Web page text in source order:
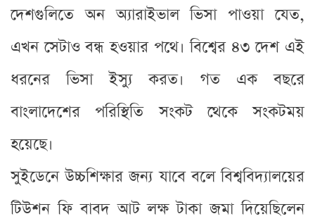
দেশগুলিতে অন অ্যারাইভাল ভিসা পাওয়া যেত,
এখন সেটাও বন্ধ হওয়ার পথে। বিশ্বের ৪৩ দেশ এই
ধরনের ভিসা ইস্যু করত। গত এক বছরে
বাংলাদেশের পরিস্থিতি সংকট থেকে সংকটময়
হয়েছে।
সুইডেনে উচ্চশিক্ষার জন্য যাবে বলে বিশ্ববিদ্যালয়ের
টিউশন ফি বাবদ আট লক্ষ টাকা জমা দিয়েছিলেন